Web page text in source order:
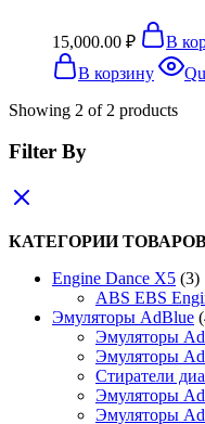
15,000.00 ₽
В
В корзину
Showing 2 of 2 products
Filter By
КАТЕГОРИИ
Engine Dance X5 33
ABS EBS
Эмуляторы AdBlue
Эмуляторы
Эмуляторы
Стиратели
Эмуляторы
Эмуляторы